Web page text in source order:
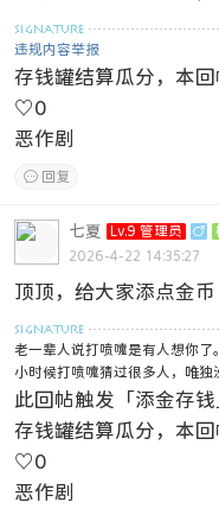
违规内容举报
存钱罐结算瓜分，本
♡0
恶作剧
 回复
七夏 Lv.9 管理员 
2026-4-22 14:35:27
顶顶，给大家添点金币
老一辈人说打喷嚏是有人想你了。
小时候打喷嚏猜过很多人，唯独
此回帖触发「添金存
存钱罐结算瓜分，本
♡0
恶作剧